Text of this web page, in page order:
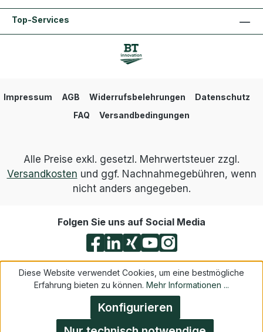
Top-Services
Impressum AGB Widerrufsbelehrungen
Datenschutz
FAQ
Versandbedingungen
Alle Preise exkl. gesetzl. Mehrwertsteuer zzgl.
Versandkosten und ggf. Nachnahmegebühren, wenn
nicht anders angegeben.
Folgen Sie uns auf Social Media
Diese Website verwendet Cookies, um eine bestmögliche
Erfahrung bieten zu können. Mehr Informationen ...
Konfigurieren